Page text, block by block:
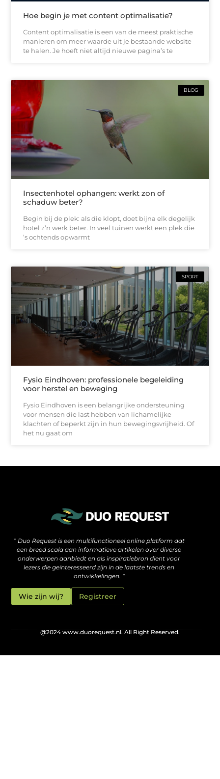
Hoe begin je met content optimalisatie?
Content optimalisatie is een van de meest praktische
manieren om meer waarde uit je bestaande website
te halen. Je hoeft niet altijd nieuwe pagina’s te
BLOG
Insectenhotel ophangen: werkt zon of
schaduw beter?
Begin bij de plek: als die klopt, doet bijna elk degelijk
hotel z’n werk beter. In veel tuinen werkt een plek die
’s ochtends opwarmt
SPORT
Fysio Eindhoven: professionele begeleiding
voor herstel en beweging
Fysio Eindhoven is een belangrijke ondersteuning
voor mensen die last hebben van lichamelijke
klachten of beperkt zijn in hun bewegingsvrijheid. Of
het nu gaat om
” Duo Request is een multifunctioneel online platform dat
een breed scala aan informatieve artikelen over diverse
onderwerpen aanbiedt en als inspiratiebron dient voor
lezers die geïnteresseerd zijn in de laatste trends en
ontwikkelingen. “
Wie zijn wij? Registreer
@2024 www.duorequest.nl. All Right Reserved.